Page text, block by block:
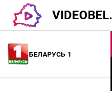
Беларусь 1